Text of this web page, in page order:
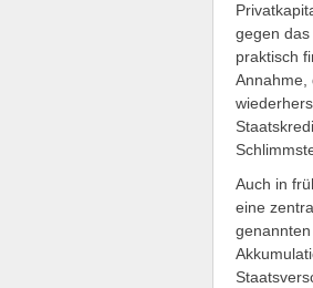
gegen
praktisch
Annahme,
Auch in
eine